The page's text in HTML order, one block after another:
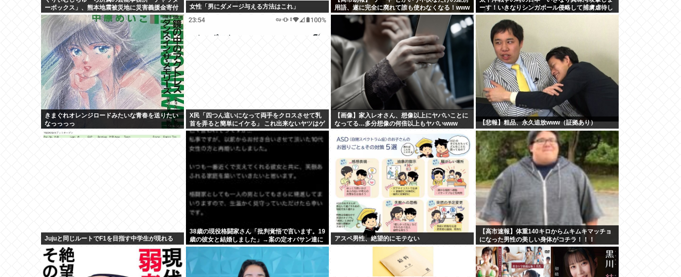
ーボックス」、熊本地震被災地に災害義援金寄付
を発表
女性「男にダメージ与える方法はこれ」
用語、遂に完全に廃れて誰も使わなくなる！www
ーす！いきなりシンガポール侵略して捕虜虐待し
まーす！」
きまぐれオレンジロードみたいな青春を送りたい
なっっっっ
X民「四つん這いになって両手をクロスさせて乳
首を弄ると簡単にイケる」 これ出来ないヤツはゲ
イ
【画像】家入レオさん、想像以上にヤバいことに
なってる…多分想像の何倍以上もヤバいwww
【悲報】粗品、永久追放www（証拠あり）
Jujuと同じルートでF1を目指す中学生が現れる
38歳の現役格闘家さん「批判覚悟で言います。19
歳の彼女と結婚しました」→案の定オバサン達に
見つかり炎上
アスペ男性、絶望的にモテない
【高市速報】体重140キロからムキムキマッチョ
になった男性の美しい身体がコチラ！！！